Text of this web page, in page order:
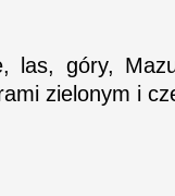
las, góry,
zielonym i